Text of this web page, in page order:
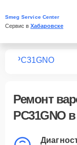
Smeg Service Center
Сервис в Хабаровске
PC31GNO
Ремонт
PC31GNOв